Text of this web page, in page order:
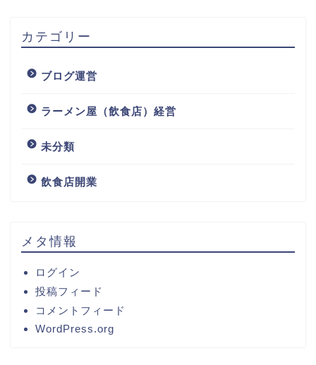
カテゴリー
ブログ運営
ラーメン屋（飲食店）経営
未分類
飲食店開業
メタ情報
ログイン
投稿フィード
コメントフィード
WordPress.org